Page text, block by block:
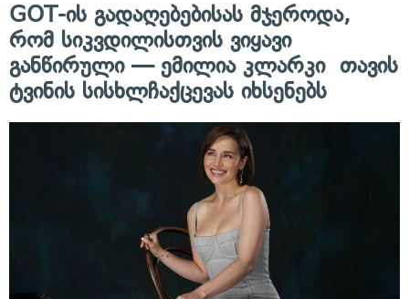
GOT-ის გადაღებებისას მჯეროდა,
რომ სიკვდილისთვის ვიყავი
განწირული — ემილია კლარკი თავის
ტვინის სისხლჩაქცევას იხსენებს